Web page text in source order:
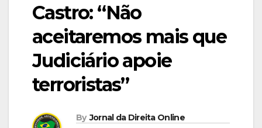
Castro: “Não
aceitaremos mais que
Judiciário apoie
terroristas”
By Jornal da Direita Online